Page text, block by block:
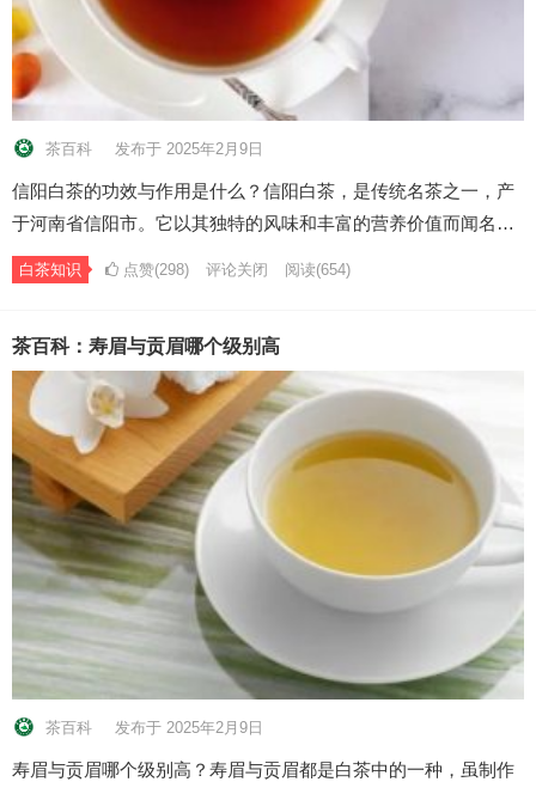
茶百科 发布于 2025年2月9日
信阳白茶的功效与作用是什么？信阳白茶，是传统名茶之一，产
于河南省信阳市。它以其独特的风味和丰富的营养价值而闻名…
白茶知识 点赞(298) 评论关闭 阅读(654)
茶百科：寿眉与贡眉哪个级别高
茶百科 发布于 2025年2月9日
寿眉与贡眉哪个级别高？寿眉与贡眉都是白茶中的一种，虽制作